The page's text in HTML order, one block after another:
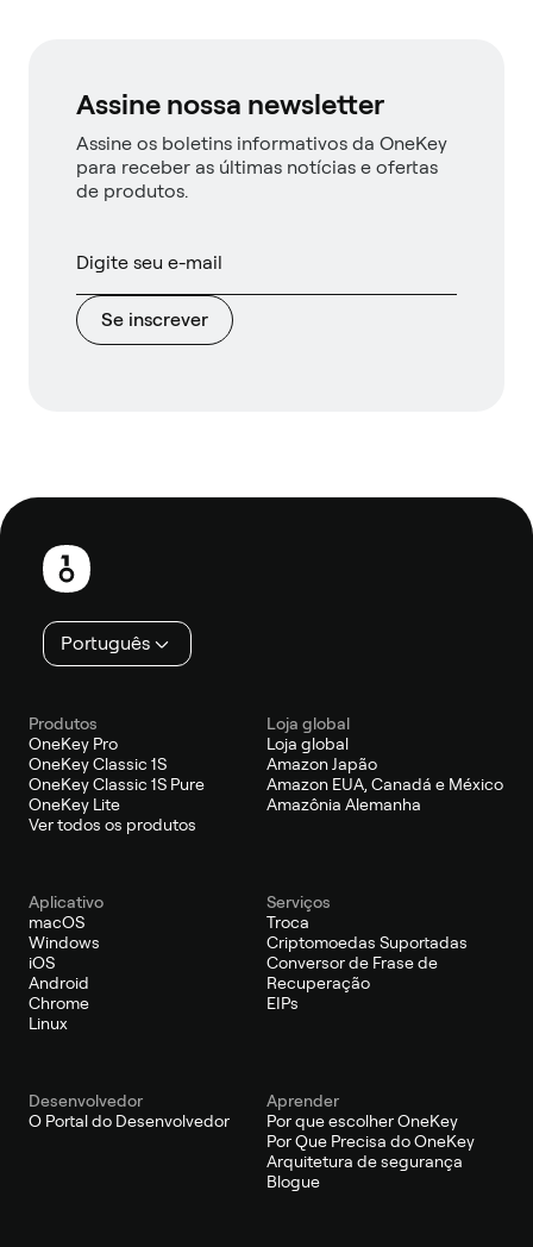
Assine nossa newsletter
Assine os boletins informativos da OneKey
para receber as últimas notícias e ofertas
de produtos.
Se inscrever
Rodapé
Português
Produtos
OneKey Pro
OneKey Classic 1S
OneKey Classic 1S Pure
OneKey Lite
Ver todos os produtos
Loja global
Loja global
Amazon Japão
Amazon EUA, Canadá e México
Amazônia Alemanha
Aplicativo
macOS
Windows
iOS
Android
Chrome
Linux
Serviços
Troca
Criptomoedas Suportadas
Conversor de Frase de
Recuperação
EIPs
Desenvolvedor
O Portal do Desenvolvedor
Aprender
Por que escolher OneKey
Por Que Precisa do OneKey
Arquitetura de segurança
Blogue